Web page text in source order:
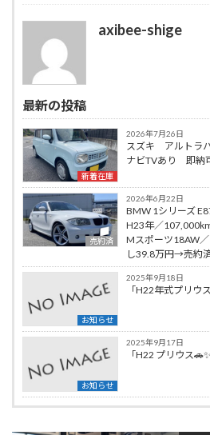
axibee-shige
最新の投稿
新着在庫
2026年7月26日
スズキ アルト
ナビTVあり 即納
売約済
2026年6月22日
BMW 1シリーズ
H23年／
Mスポーツ18AW
し39.8万円→売約
お知らせ
2025年9月18日
「H22年式プリウ
お知らせ
2025年9月17日
「H22 プリウス